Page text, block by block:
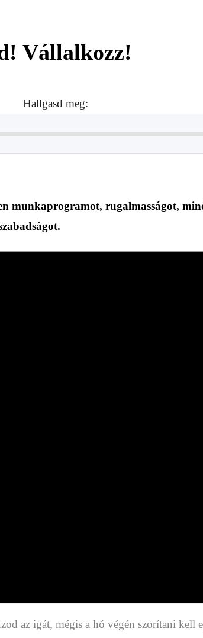
Vállalkozz!
Hallgasd meg:
munkaprogramot, rugalmasságot,
az igát, mégis a hó végén szorítani kell